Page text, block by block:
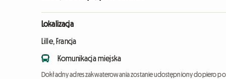
Lokalizacja
Lille, Francja
Komunikacja miejska
Dokładny adres zakwaterowania zostanie udostępniony dopiero